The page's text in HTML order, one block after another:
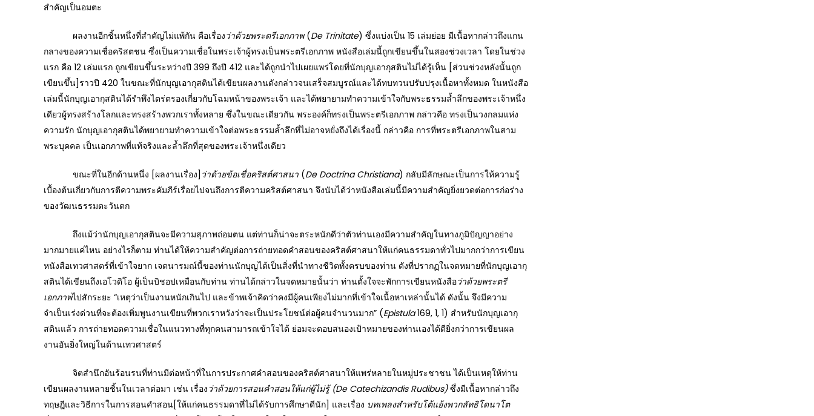
สำคัญเป็นอมตะ
ผลงานอีกชิ้นหนึ่งที่สำคัญไม่แพ้กัน คือเรื่องว่าด้วยพระตรีเอกภาพ(De Trinitate) ซึ่งแบ่งเป็น 15 เล่มย่อย มีเนื้อหากล่าวถึงแกน
กลางของความเชื่อคริสตชน ซึ่งเป็นความเชื่อในพระเจ้าผู้ทรงเป็นพระตรีเอกภาพ หนังสือเล่มนี้ถูกเขียนขึ้นในสองช่วงเวลา โดยในช่วง
แรก คือ 12 เล่มแรก ถูกเขียนขึ้นระหว่างปี 399 ถึงปี 412 และได้ถูกนำไปเผยแพร่โดยที่นักบุญเอากุสตินไม่ได้รู้เห็น [ส่วนช่วงหลังนั้นถูก
เขียนขึ้น]ราวปี 420 ในขณะที่นักบุญเอากุสตินได้เขียนผลงานดังกล่าวจนเสร็จสมบูรณ์และได้ทบทวนปรับปรุงเนื้อหาทั้งหมด ในหนังสือ
เล่มนี้นักบุญเอากุสตินได้รำพึงไตร่ตรองเกี่ยวกับโฉมหน้าของพระเจ้า และได้พยายามทำความเข้าใจกับพระธรรมล้ำลึกของพระเจ้าหนึ่ง
เดียวผู้ทรงสร้างโลกและทรงสร้างพวกเราทั้งหลาย ซึ่งในขณะเดียวกัน พระองค์ก็ทรงเป็นพระตรีเอกภาพ กล่าวคือ ทรงเป็นวงกลมแห่ง
ความรัก นักบุญเอากุสตินได้พยายามทำความเข้าใจต่อพระธรรมล้ำลึกที่ไม่อาจหยั่งถึงได้เรื่องนี้ กล่าวคือ การที่พระตรีเอกภาพในสาม
พระบุคคล เป็นเอกภาพที่แท้จริงและล้ำลึกที่สุดของพระเจ้าหนึ่งเดียว
ขณะที่ในอีกด้านหนึ่ง [ผลงานเรื่อง] ว่าด้วยข้อเชื่อคริสต์ศาสนา (De Doctrina Christiana) กลับมีลักษณะเป็นการให้ความรู้
เบื้องต้นเกี่ยวกับการตีความพระคัมภีร์เรื่อยไปจนถึงการตีความคริสต์ศาสนา จึงนับได้ว่าหนังสือเล่มนี้มีความสำคัญยิ่งยวดต่อการก่อร่าง
ของวัฒนธรรมตะวันตก
ถึงแม้ว่านักบุญเอากุสตินจะมีความสุภาพถ่อมตน แต่ท่านก็น่าจะตระหนักดีว่าตัวท่านเองมีความสำคัญในทางภูมิปัญญาอย่าง
มากมายแค่ไหน อย่างไรก็ตาม ท่านได้ให้ความสำคัญต่อการถ่ายทอดคำสอนของคริสต์ศาสนาให้แก่คนธรรมดาทั่วไปมากกว่าการเขียน
หนังสือเทวศาสตร์ที่เข้าใจยาก เจตนารมณ์นี้ของท่านนักบุญได้เป็นสิ่งที่นำทางชีวิตทั้งครบของท่าน ดังที่ปรากฏในจดหมายที่นักบุญเอากุ
สตินได้เขียนถึงเอโวดิโอ ผู้เป็นบิชอปเหมือนกับท่าน ท่านได้กล่าวในจดหมายนั้นว่า ท่านตั้งใจจะพักการเขียนหนังสือว่าด้วยพระตรี
เอกภาพไปสักระยะ “เหตุว่าเป็นงานหนักเกินไป และข้าพเจ้าคิดว่าคงมีผู้คนเพียงไม่มากที่เข้าใจเนื้อหาเหล่านั้นได้ ดังนั้น จึงมีความ
จำเป็นเร่งด่วนที่จะต้องเพิ่มพูนงานเขียนที่พวกเราหวังว่าจะเป็นประโยชน์ต่อผู้คนจำนวนมาก” (Epistula169, 1, 1) สำหรับนักบุญเอากุ
สตินแล้ว การถ่ายทอดความเชื่อในแนวทางที่ทุกคนสามารถเข้าใจได้ ย่อมจะตอบสนองเป้าหมายของท่านเองได้ดียิ่งกว่าการเขียนผล
งานอันยิ่งใหญ่ในด้านเทวศาสตร์
จิตสำนึกอันร้อนรนที่ท่านมีต่อหน้าที่ในการประกาศคำสอนของคริสต์ศาสนาให้แพร่หลายในหมู่ประชาชน ได้เป็นเหตุให้ท่าน
เขียนผลงานหลายชิ้นในเวลาต่อมา เช่น เรื่องว่าด้วยการสอนคำสอนให้แก่ผู้ไม่รู้(De Catechizandis Rudibus)ซึ่งมีเนื้อหากล่าวถึง
ทฤษฎีและวิธีการในการสอนคำสอน[ให้แก่คนธรรมดาที่ไม่ได้รับการศึกษาดีนัก] และเรื่อง บทเพลงสำหรับโต้แย้งพวกลัทธิโดนาโต